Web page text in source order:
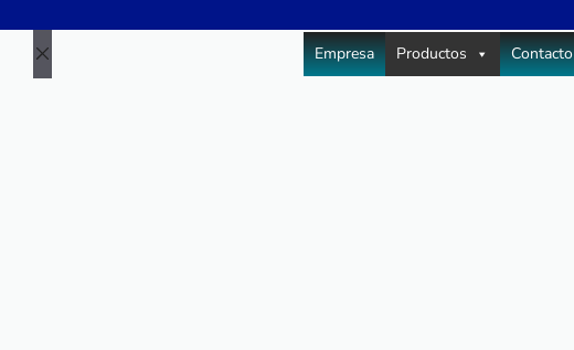
Close
Empresa Productos Contacto